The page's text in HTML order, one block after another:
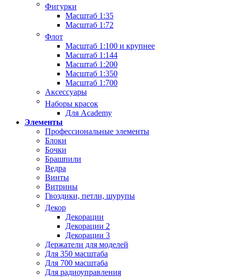
Фигурки
Масштаб 1:35
Масштаб 1:72
Флот
Масштаб 1:100 и крупнее
Масштаб 1:144
Масштаб 1:200
Масштаб 1:350
Масштаб 1:700
Аксессуары
Наборы красок
Для Academy
Элементы
Профессиональные элементы
Блоки
Бочки
Брашпили
Ведра
Винты
Витрины
Гвоздики, петли, шурупы
Декор
Декорации
Декорации 2
Декорации 3
Держатели для моделей
Для 350 масштаба
Для 700 масштаба
Для радиоуправления